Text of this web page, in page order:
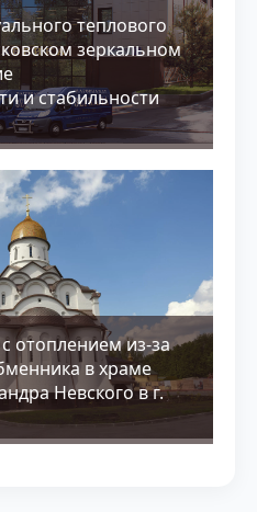
теплового
зеркальном
и стабильности
отоплением из-за
в храме
Невского в г.